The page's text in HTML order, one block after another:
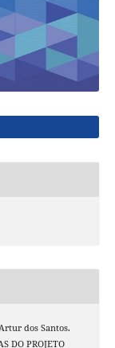
dos Santos.
DO PROJETO